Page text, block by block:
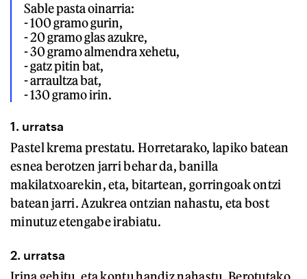
Sable pasta oinarria:
- 100 gramo gurin,
- 20 gramo glas azukre,
- 30 gramo almendra xehetu,
- gatz pitin bat,
- arraultza bat,
- 130 gramo irin.
1. urratsa
Pastel krema prestatu. Horretarako, lapiko batean
esnea berotzen jarri behar da, banilla
makilatxoarekin, eta, bitartean, gorringoak ontzi
batean jarri. Azukrea ontzian nahastu, eta bost
minutuz etengabe irabiatu.
2. urratsa